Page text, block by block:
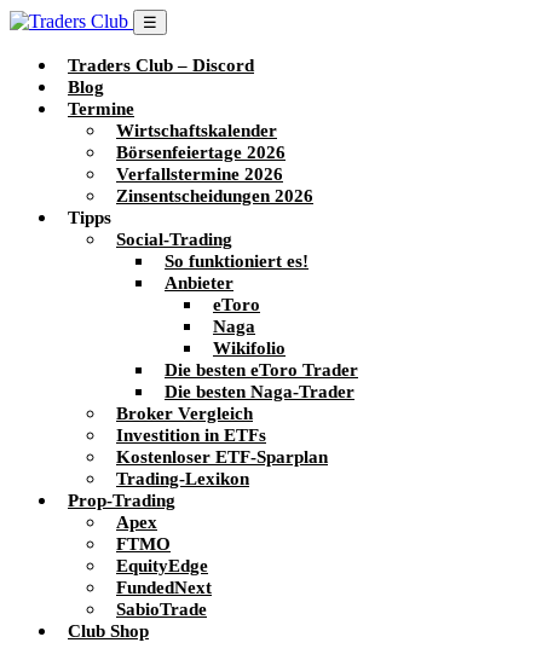
☰
Traders Club – Discord
Blog
Termine
Wirtschaftskalender
Börsenfeiertage 2026
Verfallstermine 2026
Zinsentscheidungen 2026
Tipps
Social-Trading
So funktioniert es!
Anbieter
eToro
Naga
Wikifolio
Die besten eToro Trader
Die besten Naga-Trader
Broker Vergleich
Investition in ETFs
Kostenloser ETF-Sparplan
Trading-Lexikon
Prop-Trading
Apex
FTMO
EquityEdge
FundedNext
SabioTrade
Club Shop